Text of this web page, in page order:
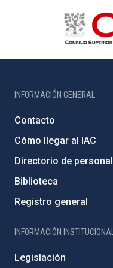
INFORMACIÓN GENERAL
Contacto
Cómo llegar al IAC
Directorio de personal
Biblioteca
Registro general
INFORMACIÓN INSTITUCIONAL
Legislación